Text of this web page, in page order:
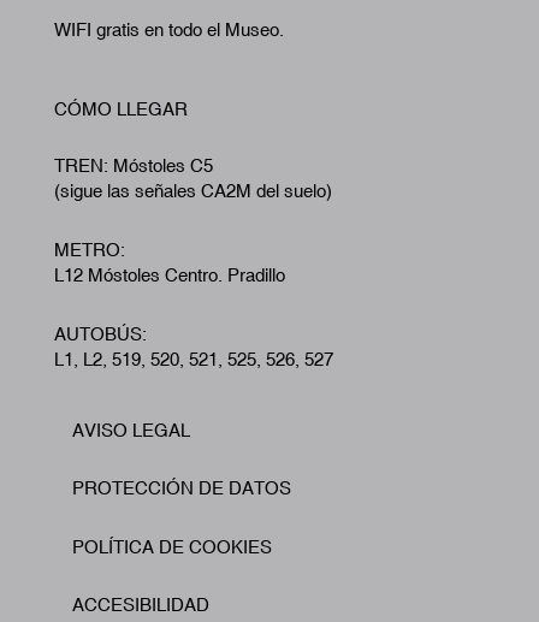
WIFI gratis en todo el Museo.
CÓMO LLEGAR
TREN: Móstoles C5
(sigue las señales CA2M del suelo)
METRO:
L12 Móstoles Centro. Pradillo
AUTOBÚS:
L1, L2, 519, 520, 521, 525, 526, 527
Footer
AVISO LEGAL
PROTECCIÓN DE DATOS
POLÍTICA DE COOKIES
ACCESIBILIDAD